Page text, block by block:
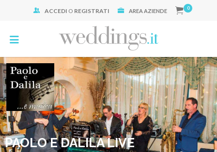
ACCEDI O REGISTRATI AREA AZIENDE 0
PAOLO E DALILA LIVE